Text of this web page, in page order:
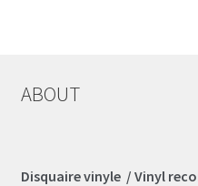
ABOUT
Disquaire vinyle / Vinyl